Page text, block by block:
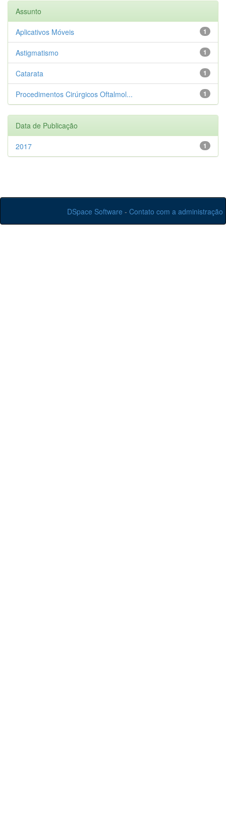
Assunto
1
Aplicativos Móveis
1
Astigmatismo
1
Catarata
1
Procedimentos Cirúrgicos Oftalmol...
Data de Publicação
1
2017
DSpace Software - Contato com a administração